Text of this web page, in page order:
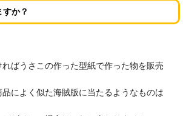
か？
ばうさこの作った型紙で作った物を販売
によく似た海賊版に当たるようなものは